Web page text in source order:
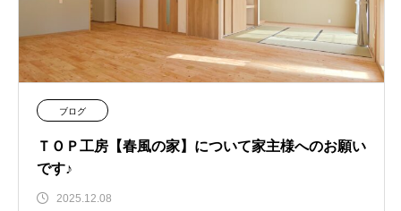
ブログ
ＴＯＰ工房【春風の家】について家主様へのお願い
です♪
2025.12.08